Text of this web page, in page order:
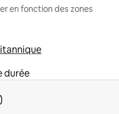
en fonction des zones
durée